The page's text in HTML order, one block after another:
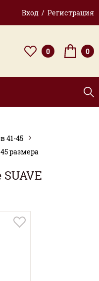
Вход / Регистрация
0 0
41-45
размера